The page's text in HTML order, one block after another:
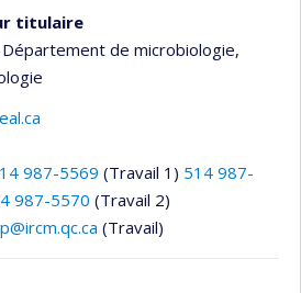
titulaire
de microbiologie,
987-5569 (Travail 1) 514 987-
987-5570 (Travail 2)
(Travail)